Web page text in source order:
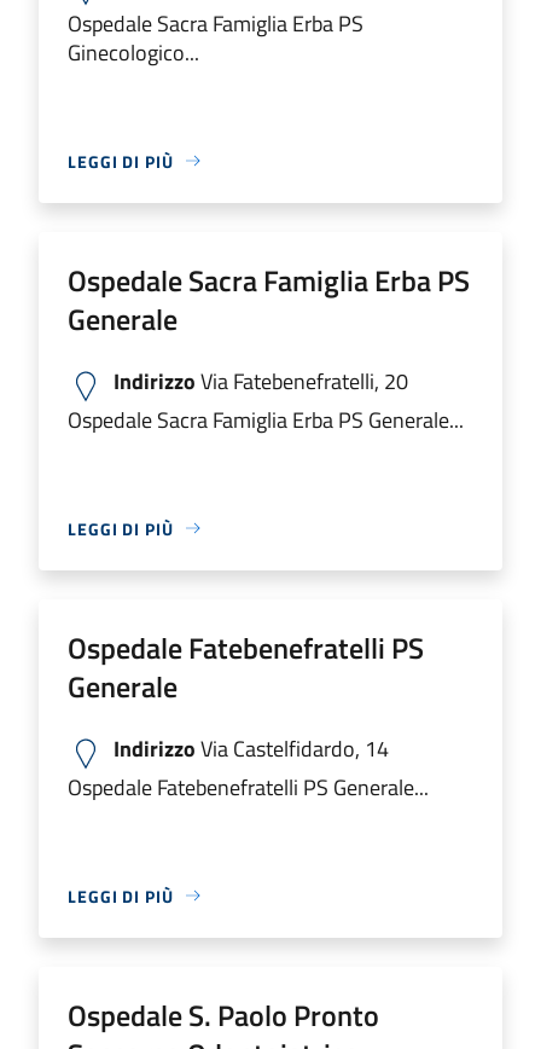
Ospedale Sacra Famiglia Erba PS
Ginecologico...
LEGGI DI PIÙ
Ospedale Sacra Famiglia Erba PS
Generale
IndirizzoVia Fatebenefratelli, 20
Ospedale Sacra Famiglia Erba PS Generale...
LEGGI DI PIÙ
Ospedale Fatebenefratelli PS
Generale
IndirizzoVia Castelfidardo, 14
Ospedale Fatebenefratelli PS Generale...
LEGGI DI PIÙ
Ospedale S. Paolo Pronto